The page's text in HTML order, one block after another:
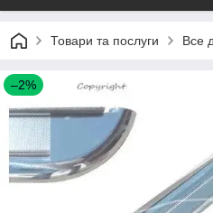
Товари та послуги Все
–2%